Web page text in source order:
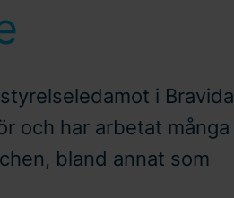
i Bravida
och har arbetat många
bland annat som